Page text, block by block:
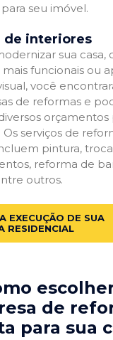
seu imóvel.
de interiores
sua casa,
funcionais ou
você
de reformas e
orçamentos
Os serviços de
pintura,
reforma de
outros.
EXECUÇÃO DE SUA
RESIDENCIAL
de
para sua